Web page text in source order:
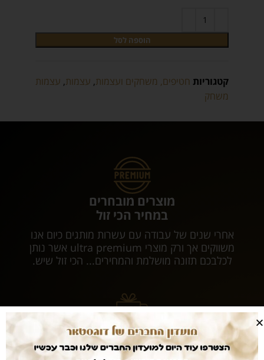
הוספה לסל
קטגוריות חטיפים, משחקים ועצמות, עצמות, עצמות
משחק
מוצרים מובחרים
במחיר הכי זול
אחרי שנים של עבודה עם עשרות מותגים כיום אנו
משווקים אך ורק מוצרי ultra premium אשר נותן
לכלבכם תזונה מושלמת והמחירים... הכי זול שיש.
עושים לכם חיים קלים
המשלוחים עלינו